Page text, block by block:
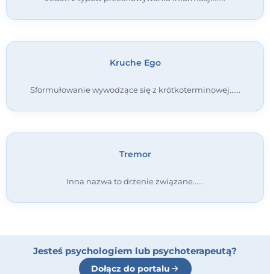
Kruche Ego
Sformułowanie wywodzące się z krótkoterminowej...
Tremor
Inna nazwa to drżenie związane...
Jesteś psychologiem lub psychoterapeutą?
Dołącz do portalu